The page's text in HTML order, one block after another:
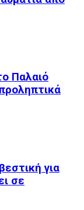
Παλαιό
για
σε